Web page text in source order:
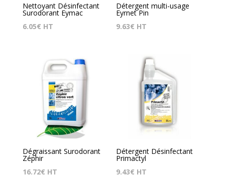
Nettoyant Désinfectant
Surodorant Eymac
6.05€ HT
Détergent multi-usage
Eyrnet Pin
9.63€ HT
Dégraissant Surodorant
Zéphir
16.72€ HT
Détergent Désinfectant
Primactyl
9.43€ HT